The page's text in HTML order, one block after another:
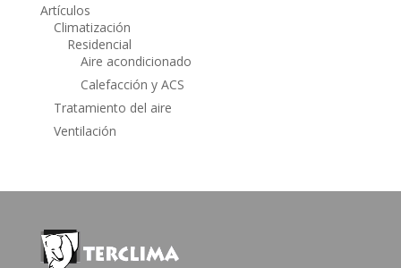
Artículos
Climatización
Residencial
Aire acondicionado
Calefacción y ACS
Tratamiento del aire
Ventilación